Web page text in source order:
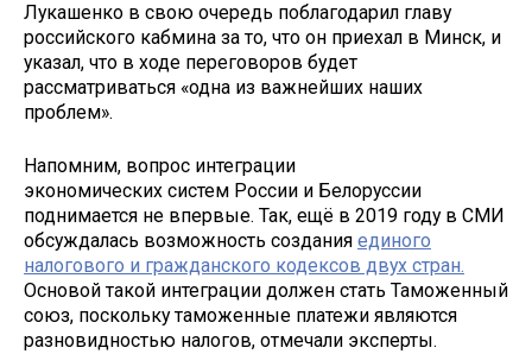
Лукашенко в свою очередь поблагодарил главу
российского кабмина за то, что он приехал в Минск, и
указал, что в ходе переговоров будет
рассматриваться «одна из важнейших наших
проблем».
Напомним, вопрос интеграции
экономических систем России и Белоруссии
поднимается не впервые. Так, ещё в 2019 году в СМИ
обсуждалась возможность создания единого
налогового и гражданского кодексов двух стран.
Основой такой интеграции должен стать Таможенный
союз, поскольку таможенные платежи являются
разновидностью налогов, отмечали эксперты.